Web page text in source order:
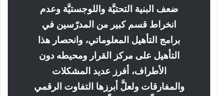
ضعف البنية التحتيَّة واللوجستيَّة وعدم
انخراط قسم كبير من المدرّسين في
برامج التأهيل المعلوماتي، وانحصار هذا
التأهيل على مركز القرار ومحيطه دون
الأطراف، أفرز عديد المشكلات
والمفارقات ولعلَّ أبرزها التفاوت الرقمي